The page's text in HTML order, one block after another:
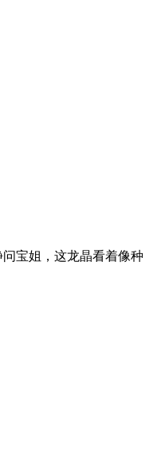
宝姐，这龙晶看着像种